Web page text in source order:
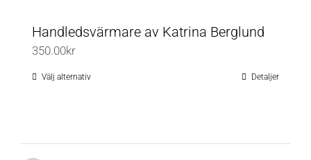
har
varianter.
Handledsvärmare av Katrina Berglund
350.00kr
Välj alternativDen
Detaljer